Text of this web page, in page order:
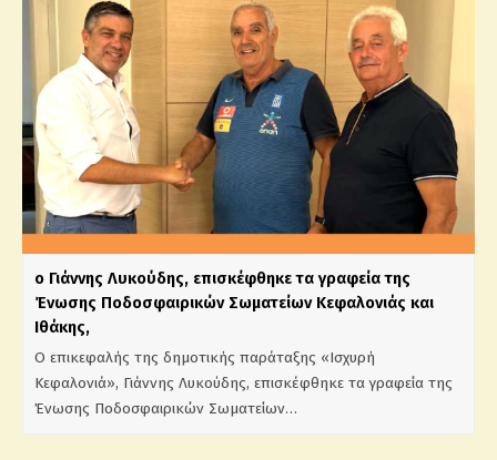
ο Γιάννης Λυκούδης, επισκέφθηκε τα γραφεία της
Ένωσης Ποδοσφαιρικών Σωματείων Κεφαλονιάς και
Ιθάκης,
Ο επικεφαλής της δημοτικής παράταξης «Ισχυρή
Κεφαλονιά», Γιάννης Λυκούδης, επισκέφθηκε τα γραφεία της
Ένωσης Ποδοσφαιρικών Σωματείων…